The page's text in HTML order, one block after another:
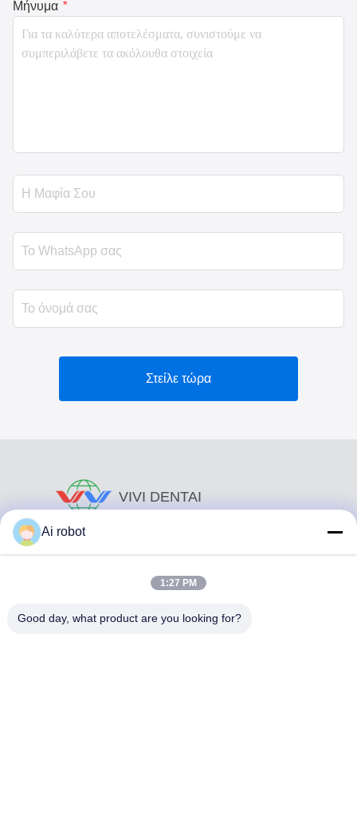
Μήνυμα *
Στείλε τώρα
VIVI DENTAI
Ai robot
1:27 PM
Good day, what product are you looking for?